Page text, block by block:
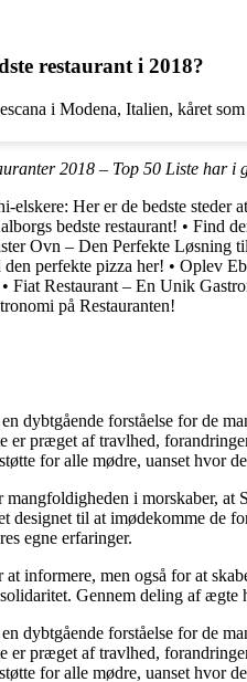
restaurant i 2018?
i Modena, Italien, kåret som
2018 – Top 50 Liste har i
elskere: Her er de bedste steder
bedste restaurant! • Find
Ovn – Den Perfekte Løsning
perfekte pizza her! • Oplev
• Fiat Restaurant – En Unik
på Restauranten!
dybtgående forståelse for de
er præget af travlhed,
for alle mødre, uanset hvor
i morskaber,
designet til at imødekomme de
egne erfaringer.
informere, men også for at
Gennem deling af
dybtgående forståelse for de
er præget af travlhed,
for alle mødre, uanset hvor